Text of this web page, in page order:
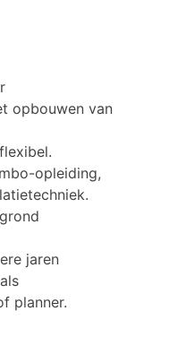
opbouwen van
opleiding,
jaren
planner.